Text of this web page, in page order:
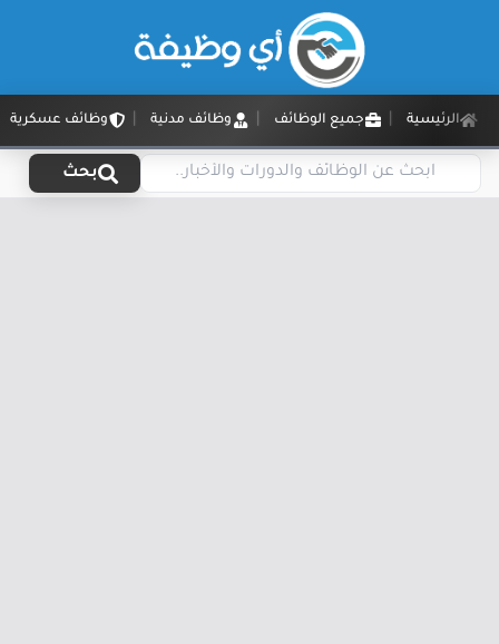
الرئيسية جميع الوظائف وظائف مدنية وظائف عسكرية
بحث